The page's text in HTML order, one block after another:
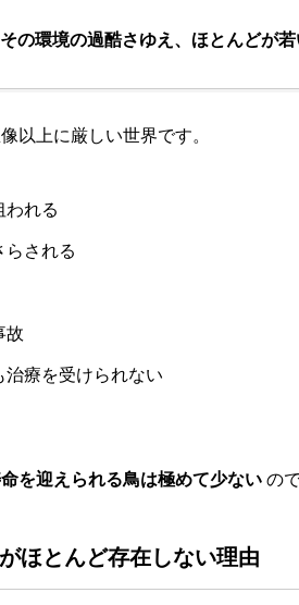
その環境の過酷さゆえ、ほとんどが
以上に厳しい世界です。
われる
らされる
故
治療を受けられない
を迎えられる鳥は極めて少ない の
ほとんど存在しない理由